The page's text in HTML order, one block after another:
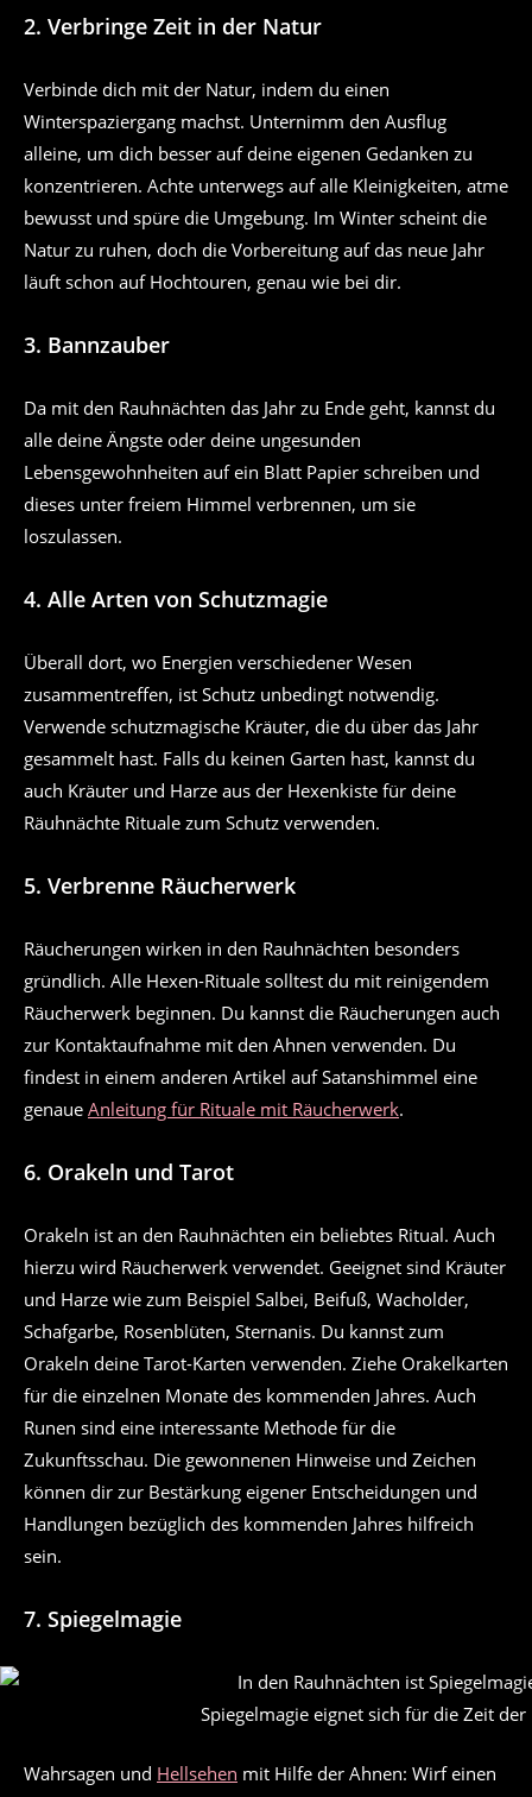
2. Verbringe Zeit in der Natur
Verbinde dich mit der Natur, indem du einen
Winterspaziergang machst. Unternimm den Ausflug
alleine, um dich besser auf deine eigenen Gedanken zu
konzentrieren. Achte unterwegs auf alle Kleinigkeiten, atme
bewusst und spüre die Umgebung. Im Winter scheint die
Natur zu ruhen, doch die Vorbereitung auf das neue Jahr
läuft schon auf Hochtouren, genau wie bei dir.
3. Bannzauber
Da mit den Rauhnächten das Jahr zu Ende geht, kannst du
alle deine Ängste oder deine ungesunden
Lebensgewohnheiten auf ein Blatt Papier schreiben und
dieses unter freiem Himmel verbrennen, um sie
loszulassen.
4. Alle Arten von Schutzmagie
Überall dort, wo Energien verschiedener Wesen
zusammentreffen, ist Schutz unbedingt notwendig.
Verwende schutzmagische Kräuter, die du über das Jahr
gesammelt hast. Falls du keinen Garten hast, kannst du
auch Kräuter und Harze aus der Hexenkiste für deine
Räuhnächte Rituale zum Schutz verwenden.
5. Verbrenne Räucherwerk
Räucherungen wirken in den Rauhnächten besonders
gründlich. Alle Hexen-Rituale solltest du mit reinigendem
Räucherwerk beginnen. Du kannst die Räucherungen auch
zur Kontaktaufnahme mit den Ahnen verwenden. Du
findest in einem anderen Artikel auf Satanshimmel eine
genaue Anleitung für Rituale mit Räucherwerk.
6. Orakeln und Tarot
Orakeln ist an den Rauhnächten ein beliebtes Ritual. Auch
hierzu wird Räucherwerk verwendet. Geeignet sind Kräuter
und Harze wie zum Beispiel Salbei, Beifuß, Wacholder,
Schafgarbe, Rosenblüten, Sternanis. Du kannst zum
Orakeln deine Tarot-Karten verwenden. Ziehe Orakelkarten
für die einzelnen Monate des kommenden Jahres. Auch
Runen sind eine interessante Methode für die
Zukunftsschau. Die gewonnenen Hinweise und Zeichen
können dir zur Bestärkung eigener Entscheidungen und
Handlungen bezüglich des kommenden Jahres hilfreich
sein.
7. Spiegelmagie
Spiegelmagie eignet sich für die Zeit der
Wahrsagen und Hellsehen mit Hilfe der Ahnen: Wirf einen